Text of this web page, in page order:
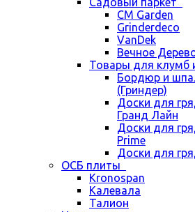
CM Garden
Grinderdeco
VanDek
Вечное
Товары для клумб
Бордюр и
(Гриндер)
Доски для
Гранд Лайн
Доски для
Prime
Доски для
ОСБ плиты
Kronospan
Калевала
Талион